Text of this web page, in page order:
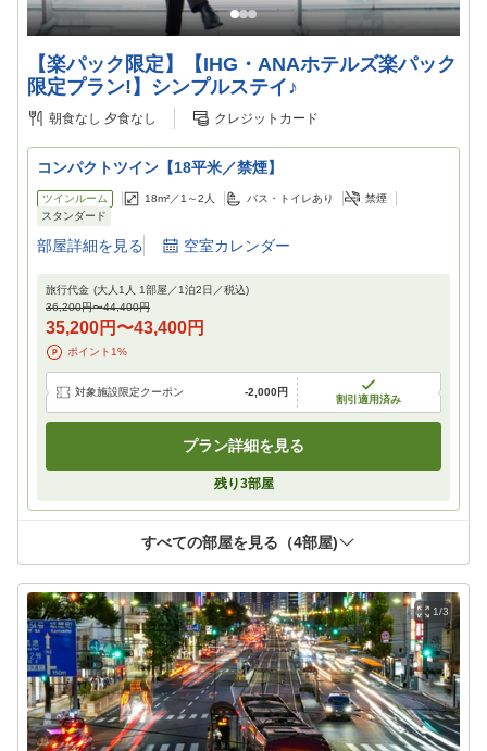
【楽パック限定】【IHG・ANAホテルズ楽パック
限定プラン!】シンプルステイ♪
朝食なし 夕食なし クレジットカード
コンパクトツイン【18平米／禁煙】
ツインルーム 18m²／1～2 人 バス・トイレあり
禁煙
スタンダード
部屋詳細を見る 空室カレンダー
旅行代金 (大人1人 1部屋／1泊2日／税込)
36,200円〜44,400円
35,200円 〜43,400円
ポイント 1%
対象施設限定クーポン -2,000円
割引適用済み
プラン詳細を見る
残り3部屋
すべての部屋を見る（4部屋)
1/3